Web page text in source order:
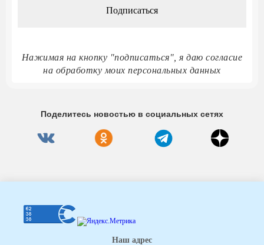
Нажимая на кнопку "подписаться", я даю согласие
на обработку моих персональных данных
Поделитесь новостью в социальных сетях
Наш адрес